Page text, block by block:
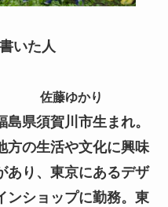
いた人
佐藤ゆかり
島県須賀川市生まれ。
方の生活や文化に興味
あり、東京にあるデザ
ンショップに勤務。東